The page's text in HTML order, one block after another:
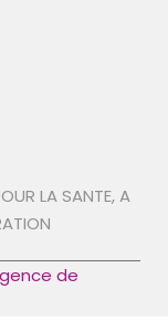
LA SANTE, A
de